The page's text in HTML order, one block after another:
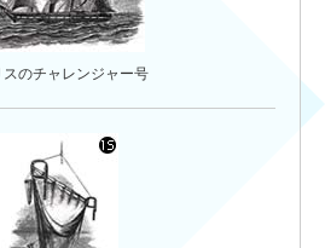
スのチャレンジャー号